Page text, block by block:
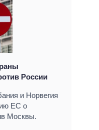
России
и Норвегия
ЕС о
Москвы.